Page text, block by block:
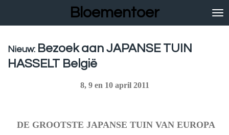
de
hoofdinhoud
Bloementoer
Nieuw: Bezoek aan JAPANSE TUIN
HASSELT België
8, 9 en 10 april 2011
DE GROOTSTE JAPANSE TUIN VAN EUROPA